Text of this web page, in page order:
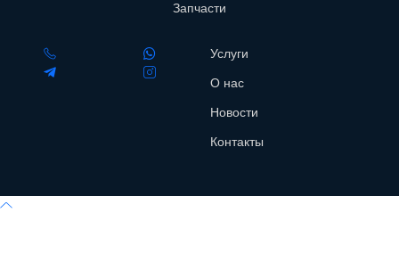
Запчасти
Услуги
О нас
Новости
Контакты